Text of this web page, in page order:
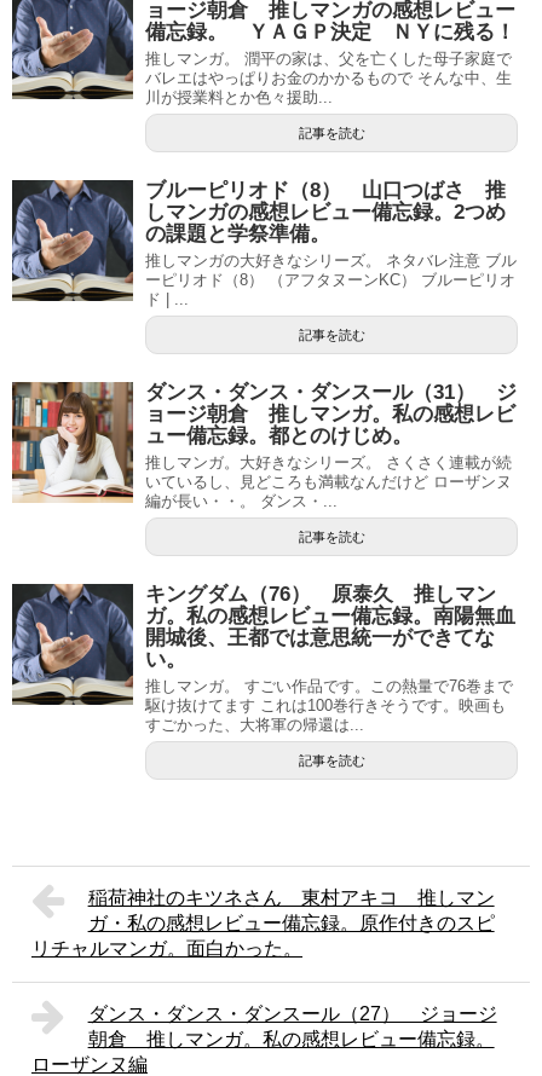
ョージ朝倉 推しマンガの感想レビュー
備忘録。 ＹＡＧＰ決定 ＮＹに残る！
推しマンガ。 潤平の家は、父を亡くした母子家庭で
バレエはやっぱりお金のかかるもので そんな中、生
川が授業料とか色々援助...
記事を読む
ブルーピリオド（8） 山口つばさ 推
しマンガの感想レビュー備忘録。2つめ
の課題と学祭準備。
推しマンガの大好きなシリーズ。 ネタバレ注意 ブル
ーピリオド（8） （アフタヌーンKC） ブルーピリオ
ド | ...
記事を読む
ダンス・ダンス・ダンスール（31） ジ
ョージ朝倉 推しマンガ。私の感想レビ
ュー備忘録。都とのけじめ。
推しマンガ。大好きなシリーズ。 さくさく連載が続
いているし、見どころも満載なんだけど ローザンヌ
編が長い・・。 ダンス・...
記事を読む
キングダム（76） 原泰久 推しマン
ガ。私の感想レビュー備忘録。南陽無血
開城後、王都では意思統一ができてな
い。
推しマンガ。 すごい作品です。この熱量で76巻まで
駆け抜けてます これは100巻行きそうです。映画も
すごかった、大将軍の帰還は...
記事を読む
稲荷神社のキツネさん 東村アキコ 推しマン
ガ・私の感想レビュー備忘録。原作付きのスピ
リチャルマンガ。面白かった。
ダンス・ダンス・ダンスール（27） ジョージ
朝倉 推しマンガ。私の感想レビュー備忘録。
ローザンヌ編